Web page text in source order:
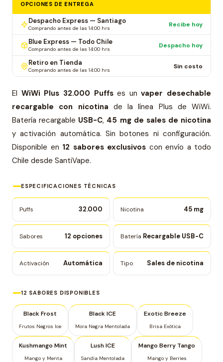
OPCIONES DE ENTREGA
Despacho Express — Santiago
Comprando antes de las 14:00 hrs Recibe hoy
Blue Express — Todo Chile
Comprando antes de las 14:00 hrs Despacho hoy
Retiro en Tienda
Comprando antes de las 14:00 hrs Sin costo
El WiWi Plus 32.000 Puffses unvaper desechable
recargable con nicotina de la línea Plus de WiWi.
Batería recargable USB-C, 45 mg de sales de nicotina
y activación automática. Sin botones ni configuración.
Disponible en 12 sabores exclusivos con envío a todo
Chile desde SantiVape.
ESPECIFICACIONES TÉCNICAS
Puffs 32.000 Nicotina 45 mg
Sabores 12 opciones Batería Recargable USB-C
Activación Automática Tipo Sales de nicotina
12 SABORES DISPONIBLES
Black Frost
Frutos Negros Ice
Black ICE
Mora Negra Mentolada
Exotic Breeze
Brisa Exótica
Kushmango Mint
Mango y Menta
Lush ICE
Sandía Mentolada
Mango Berry Tango
Mango y Berries